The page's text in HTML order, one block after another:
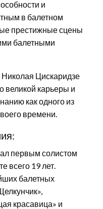
и
в балетном
престижные сцены
балетными
Цискаридзе
великой карьеры и
как одного из
времени.
первым солистом
всего 19 лет.
балетных
красавица» и